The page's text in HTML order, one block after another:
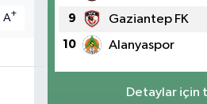
A+ 9 Gaziantep FK
10 Alanyaspor
Detaylar için